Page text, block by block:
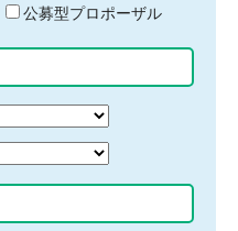
公募型プロポーザル